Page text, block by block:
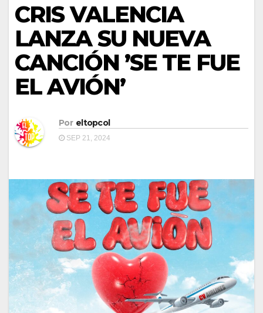
CRIS VALENCIA
LANZA SU NUEVA
CANCIÓN ’SE TE FUE
EL AVIÓN’
Por eltopcol
SEP 21, 2024